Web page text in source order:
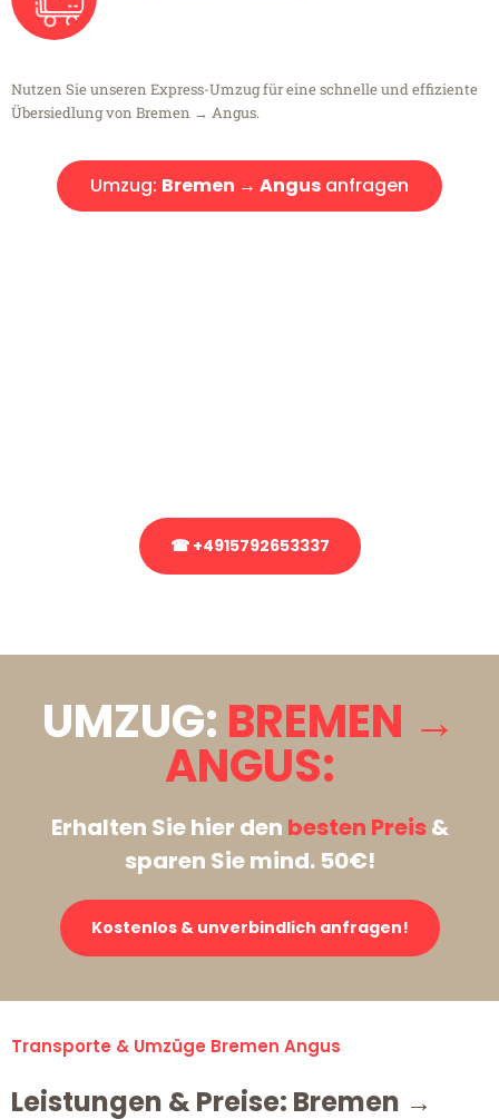
Nutzen Sie unseren Express-Umzug für eine schnelle und effiziente
Übersiedlung von Bremen → Angus.
Umzug: Bremen → Angus anfragen
☎ +4915792653337
UMZUG: BREMEN →
ANGUS:
Erhalten Sie hier den besten Preis&
sparen Sie mind. 50€!
Kostenlos & unverbindlich anfragen!
Transporte & Umzüge Bremen Angus
Leistungen & Preise: Bremen →